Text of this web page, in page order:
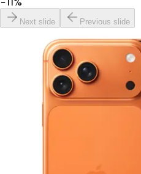
Next slide Previous slide